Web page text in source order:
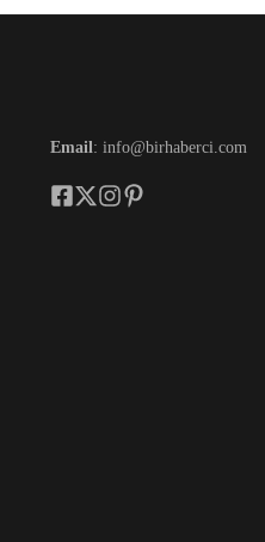
Email : info@birhaberci.com